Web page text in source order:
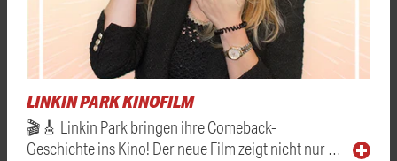
LINKIN PARK KINOFILM
🎬🎸 Linkin Park bringen ihre Comeback-
Geschichte ins Kino! Der neue Film zeigt nicht nur …